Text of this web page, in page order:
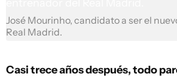
José Mourinho, candidato a ser el
Real Madrid.
Casi trece años después, todo